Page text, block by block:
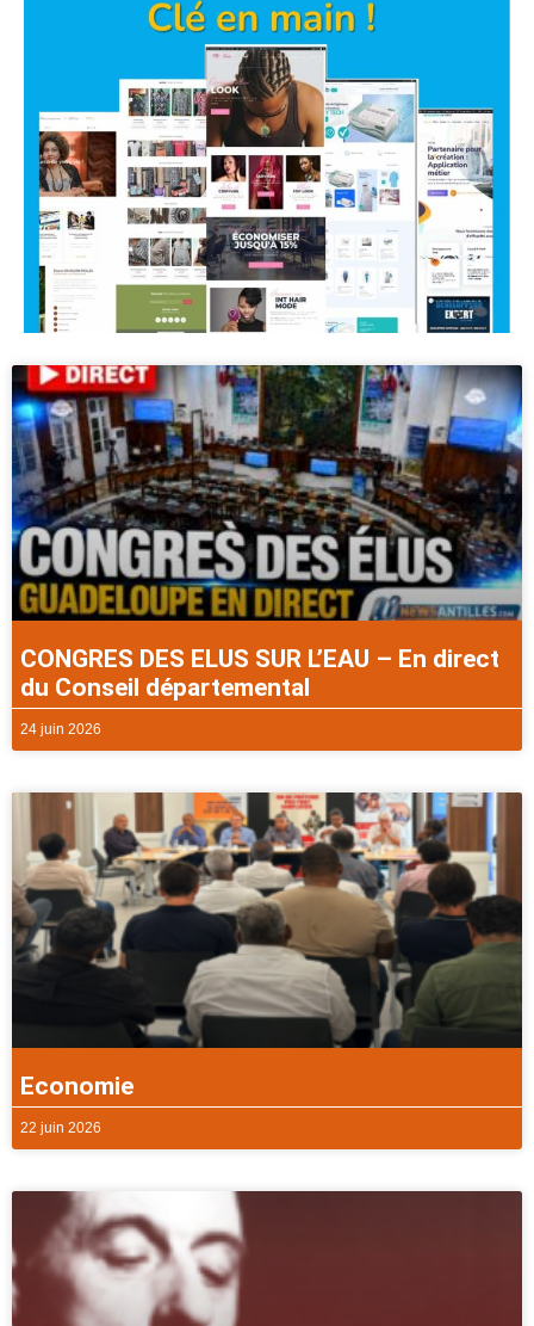
CONGRES DES ELUS SUR L’EAU – En direct
du Conseil départemental
24 juin 2026
Economie
22 juin 2026